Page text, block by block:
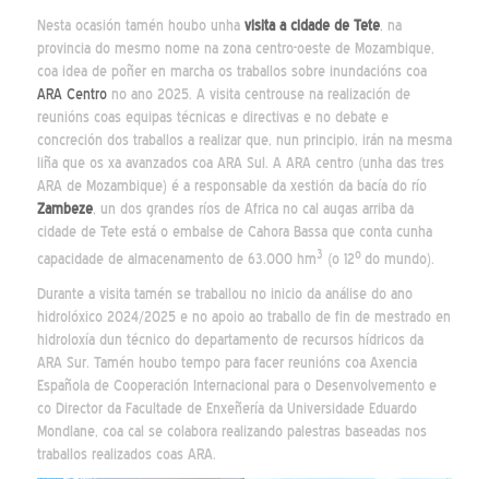
Nesta ocasión tamén houbo unha visita a cidade de Tete, na
provincia do mesmo nome na zona centro-oeste de Mozambique,
coa idea de poñer en marcha os traballos sobre inundacións coa
ARA Centrono ano 2025. A visita centrouse na realización de
reunións coas equipas técnicas e directivas e no debate e
concreción dos traballos a realizar que, nun principio, irán na mesma
liña que os xa avanzados coa ARA Sul. A ARA centro (unha das tres
ARA de Mozambique) é a responsable da xestión da bacía do río
Zambeze, un dos grandes ríos de Africa no cal augas arriba da
cidade de Tete está o embalse de Cahora Bassa que conta cunha
capacidade de almacenamento de 63.000 hm3 (o 12o do mundo).
Durante a visita tamén se traballou no inicio da análise do ano
hidrolóxico 2024/2025 e no apoio ao traballo de fin de mestrado en
hidroloxía dun técnico do departamento de recursos hídricos da
ARA Sur. Tamén houbo tempo para facer reunións coa Axencia
Española de Cooperación Internacional para o Desenvolvemento e
co Director da Facultade de Enxeñería da Universidade Eduardo
Mondlane, coa cal se colabora realizando palestras baseadas nos
traballos realizados coas ARA.